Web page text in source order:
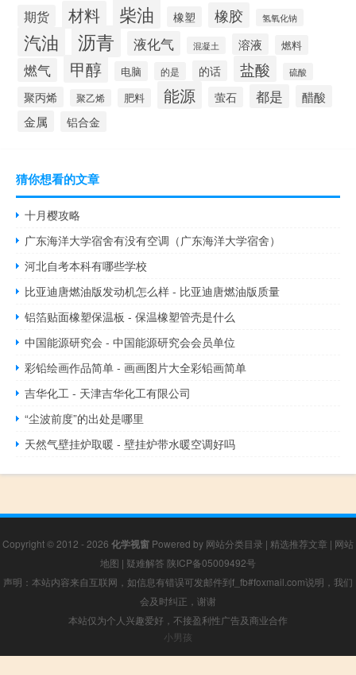
期货 材料 柴油 橡塑 橡胶 氢氧化钠
汽油 沥青 液化气 混凝土 溶液 燃料
燃气 甲醇 电脑 的是 的话 盐酸 硫酸
聚丙烯 聚乙烯 肥料 能源 萤石 都是 醋酸
金属 铝合金
猜你想看的文章
十月樱攻略
广东海洋大学宿舍有没有空调（广东海洋大学宿舍）
河北自考本科有哪些学校
比亚迪唐燃油版发动机怎么样 - 比亚迪唐燃油版质量
铝箔贴面橡塑保温板 - 保温橡塑管壳是什么
中国能源研究会 - 中国能源研究会会员单位
彩铅绘画作品简单 - 画画图片大全彩铅画简单
吉华化工 - 天津吉华化工有限公司
“尘波前度”的出处是哪里
天然气壁挂炉取暖 - 壁挂炉带水暖空调好吗
Copyright © 2012 - 2026 化学视窗 Powered by 网站分类目录 | 精选推荐文章 | 网站
地图 | 疑难解答 陕ICP备05009492号
声明：本站内容来自互联网，如信息有错误可发邮件到f_fb#foxmail.com说明，我们
会及时纠正，谢谢
本站仅为个人兴趣爱好，不接盈利性广告及商业合作
小男孩